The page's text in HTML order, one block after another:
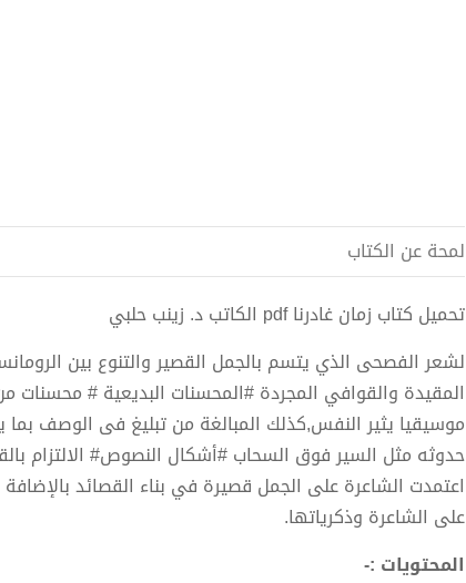
لمحة عن الكتاب
تحميل كتاب زمان غادرنا pdf الكاتب د. زينب حلبي
لشعر الفصحى الذي يتسم بالجمل القصير والتنوع بين
المقيدة والقوافي المجردة #المحسنات البديعية #
موسيقيا يثير النفس,كذلك المبالغة من تبليغ فى الوصف بما
حدوثه مثل السير فوق السحاب #أشكال النصوص# الالتزام
اعتمدت الشاعرة على الجمل قصيرة في بناء القصائد
على الشاعرة وذكرياتها.
المحتويات :-